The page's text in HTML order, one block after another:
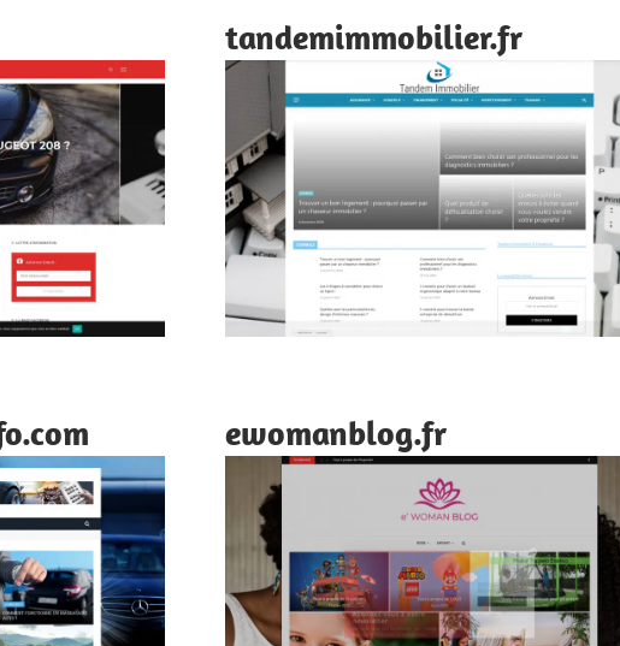
tandemimmobilier.fr
ewomanblog.fr